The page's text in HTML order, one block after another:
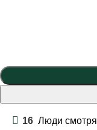
16 Люди